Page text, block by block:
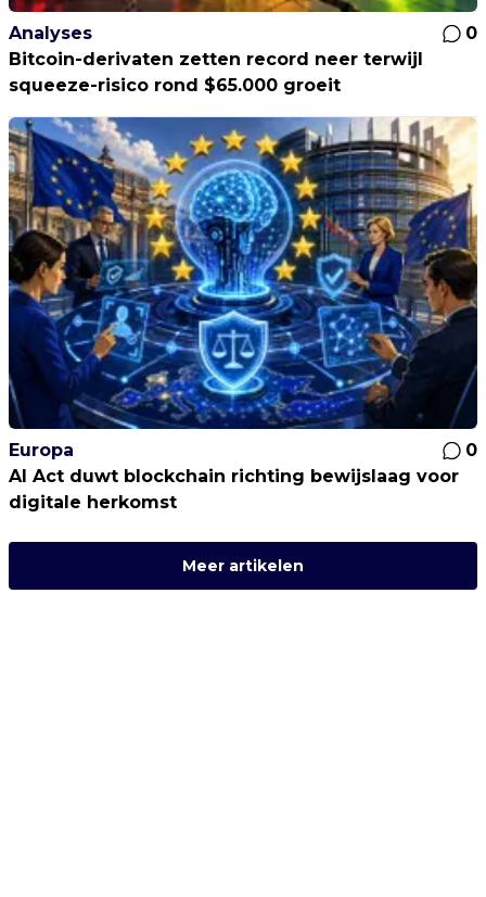
Analyses
0
Bitcoin-derivaten zetten record neer terwijl
squeeze-risico rond $65.000 groeit
Europa
0
AI Act duwt blockchain richting bewijslaag voor
digitale herkomst
Meer artikelen